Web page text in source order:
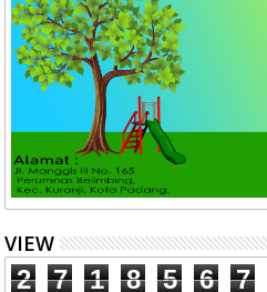
VIEW
2 7 1 8 5 6 7